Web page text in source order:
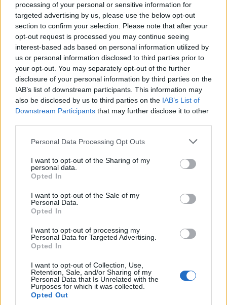
processing of your personal or sensitive information for
targeted advertising by us, please use the below opt-out
section to confirm your selection. Please note that after your
opt-out request is processed you may continue seeing
interest-based ads based on personal information utilized by
us or personal information disclosed to third parties prior to
your opt-out. You may separately opt-out of the further
disclosure of your personal information by third parties on the
IAB’s list of downstream participants. This information may
also be disclosed by us to third parties on the IAB’s List of
Downstream Participants that may further disclose it to other
Personal Data Processing Opt Outs
I want to opt-out of the Sharing of my
personal data.
Opted In
I want to opt-out of the Sale of my
Personal Data.
Opted In
I want to opt-out of processing my
Personal Data for Targeted Advertising.
Opted In
I want to opt-out of Collection, Use,
Retention, Sale, and/or Sharing of my
Personal Data that Is Unrelated with the
Purposes for which it was collected.
Opted Out
ottime letture del compagno di repartoMiranda
potrebbero rimanere latenti, in attesa di
ripresentarsi di schianto nel corso di qualche
incontro. In tal senso, le partite controNapoli e
Milandelle prossime settimane potrebbero
essere un ottimo banco di prova: Mertens,
Kalinic, Kessiè ed Hamsik sono maestri nei
movimenti alle spalle della difesa e Skriniar
potrebbe incappare in qualche brutta
prestazione (ed i fantallenatori dovranno essere
bravi a fiutare il pericolo).
Skriniar ignora completamente il taglio dell'attaccante
alle sue spalle, che comunque, alla fine, non riceve